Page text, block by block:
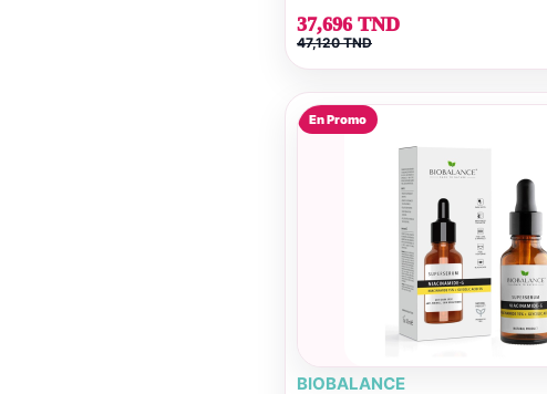
37,696 TND
47,120 TND
En Promo
BIOBALANCE